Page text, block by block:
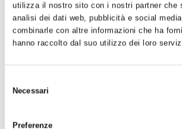
utilizza il nostro sito con i nostri partner che
analisi dei dati web, pubblicità e social
combinarle con altre informazioni che ha
hanno raccolto dal suo utilizzo dei loro
delNecessari
Preferenze
Dispense di cultura e formazione politica
Dibattito c3dem sulle prospettive della
Video
Archivio incontri
Dai Quartieri